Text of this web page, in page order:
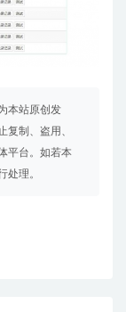
本站原创发
复制、盗用、
平台。如若本
处理。